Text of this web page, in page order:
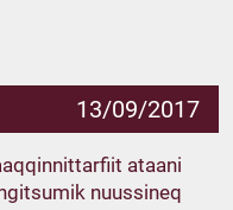
13/09/2017
ataani
nuussineq